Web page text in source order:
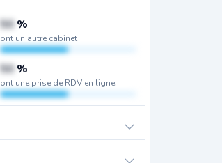
50 %
ont un autre cabinet
50 %
ont une prise de RDV en ligne